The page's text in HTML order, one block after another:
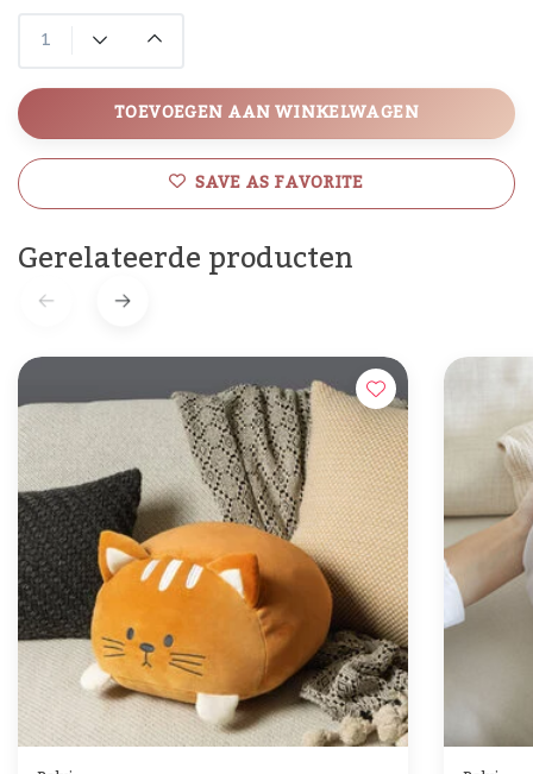
TOEVOEGEN AAN WINKELWAGEN
SAVE AS FAVORITE
Gerelateerde producten